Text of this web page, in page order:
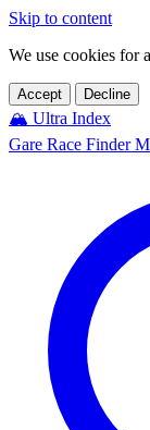
Skip to content
We use cookies for
Accept Decline
🏔️ Ultra Index
Gare Race Finder